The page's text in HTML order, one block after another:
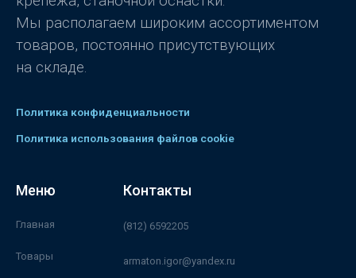
Мы располагаем широким ассортиментом
товаров, постоянно присутствующих
на складе.
Политика конфиденциальности
Политика использования файлов cookie
Меню
Главная
Товары
Контакты
(812) 6592205
armaton.igor@yandex.ru